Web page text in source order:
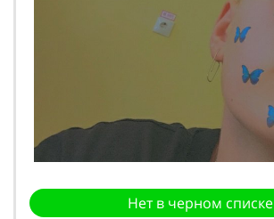
Нет в черном списке